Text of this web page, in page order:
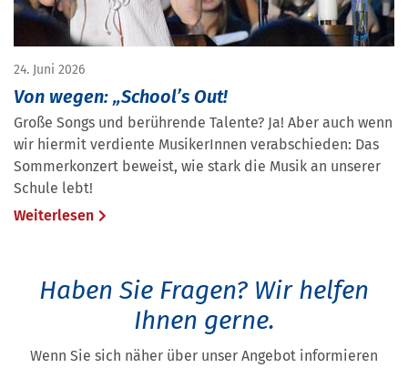
24. Juni 2026
Von wegen: „School’s Out!
Große Songs und berührende Talente? Ja! Aber auch wenn
wir hiermit verdiente MusikerInnen verabschieden: Das
Sommerkonzert beweist, wie stark die Musik an unserer
Schule lebt!
Weiterlesen
Haben Sie Fragen? Wir helfen
Ihnen gerne.
Wenn Sie sich näher über unser Angebot informieren